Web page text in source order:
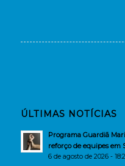
ÚLTIMAS NOTÍCIAS
Programa Guardiã
reforço de equipes em
6 de agosto de 2026 -